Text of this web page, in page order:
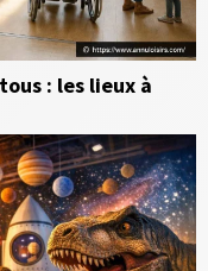
: les lieux à